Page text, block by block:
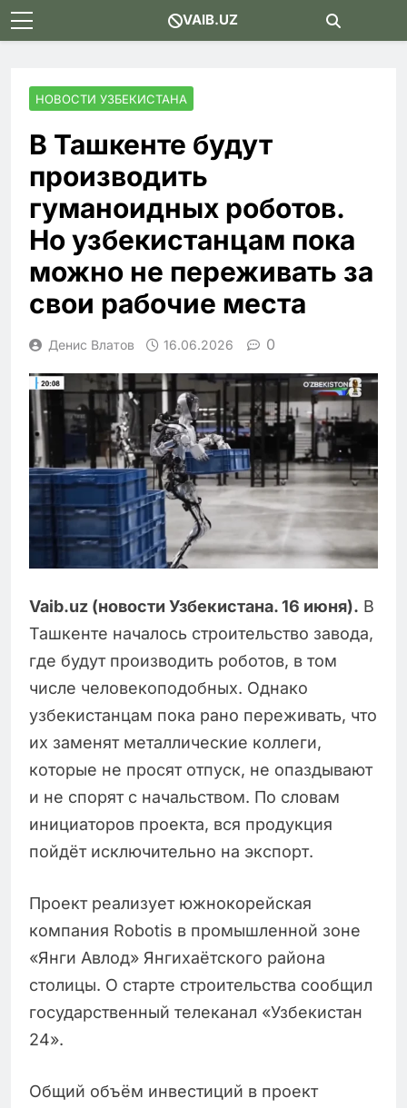
Skip
to
VAIB.UZ
НОВОСТИ УЗБЕКИСТАНА
В Ташкенте будут
производить
гуманоидных роботов.
Но узбекистанцам пока
можно не переживать за
свои рабочие места
Денис Влатов 16.06.2026 0
Vaib.uz (новости Узбекистана. 16 июня). В
Ташкенте началось строительство завода,
где будут производить роботов, в том
числе человекоподобных. Однако
узбекистанцам пока рано переживать, что
их заменят металлические коллеги,
которые не просят отпуск, не опаздывают
и не спорят с начальством. По словам
инициаторов проекта, вся продукция
пойдёт исключительно на экспорт.
Проект реализует южнокорейская
компания Robotis в промышленной зоне
«Янги Авлод» Янгихаётского района
столицы. О старте строительства сообщил
государственный телеканал «Узбекистан
24».
Общий объём инвестиций в проект